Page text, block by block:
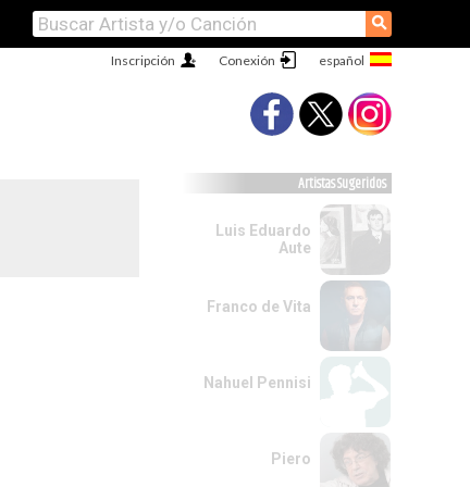
⚲
Conexión
Inscripción
Artistas Sugeridos
Luis Eduardo
Aute
Franco de Vita
Nahuel Pennisi
Piero